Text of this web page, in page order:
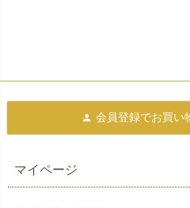
会員登録でお買い
マイページ